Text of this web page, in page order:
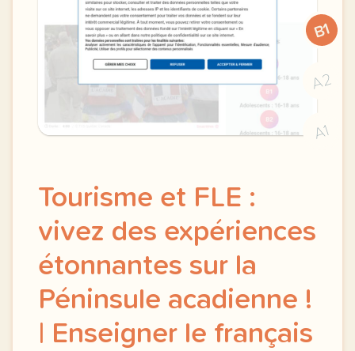
B1
A2
A1
Tourisme et FLE :
vivez des expériences
étonnantes sur la
Péninsule acadienne !
| Enseigner le français